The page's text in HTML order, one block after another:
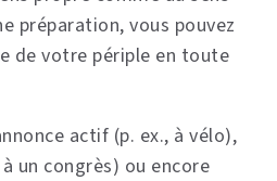
préparation, vous pouvez
de votre périple en toute
actif (p. ex., à vélo),
un congrès) ou encore